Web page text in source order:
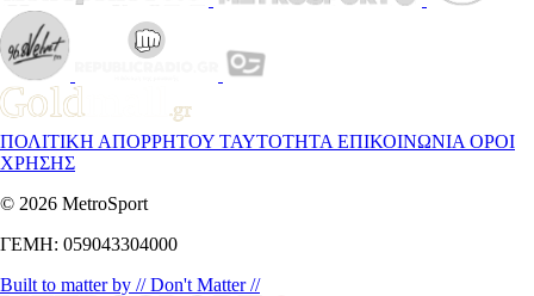
ΠΟΛΙΤΙΚΗ ΑΠΟΡΡΗΤΟΥ ΤΑΥΤΟΤΗΤΑ ΕΠΙΚΟΙΝΩΝΙΑ ΟΡΟΙ
ΧΡΗΣΗΣ
© 2026 MetroSport
ΓΕΜΗ: 059043304000
Built to matter by // Don't Matter //